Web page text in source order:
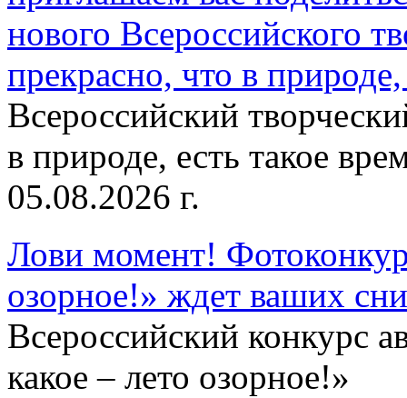
нового Всероссийского
прекрасно, что в
Всероссийский
в природе, есть такое
05.08.2026 г.
Лови момент!
озорное!» ждет ваших
Всероссийский конкурс
какое – лето озорное!»